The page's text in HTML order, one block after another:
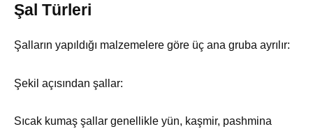
Şal Türleri
Şalların yapıldığı malzemelere göre üç ana gruba ayrılır:
Şekil açısından şallar:
Sıcak kumaş şallar genellikle yün, kaşmir, pashmina